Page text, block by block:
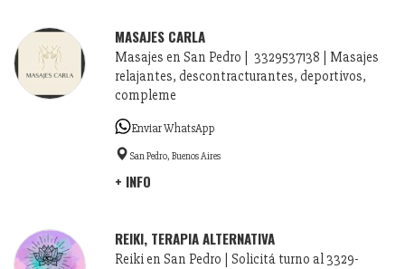
MASAJES CARLA
Masajes en San Pedro | 3329537138 | Masajes
relajantes, descontracturantes, deportivos,
compleme
Enviar WhatsApp
San Pedro, Buenos Aires
+ INFO
REIKI, TERAPIA ALTERNATIVA
Reiki en San Pedro | Solicitá turno al 3329-